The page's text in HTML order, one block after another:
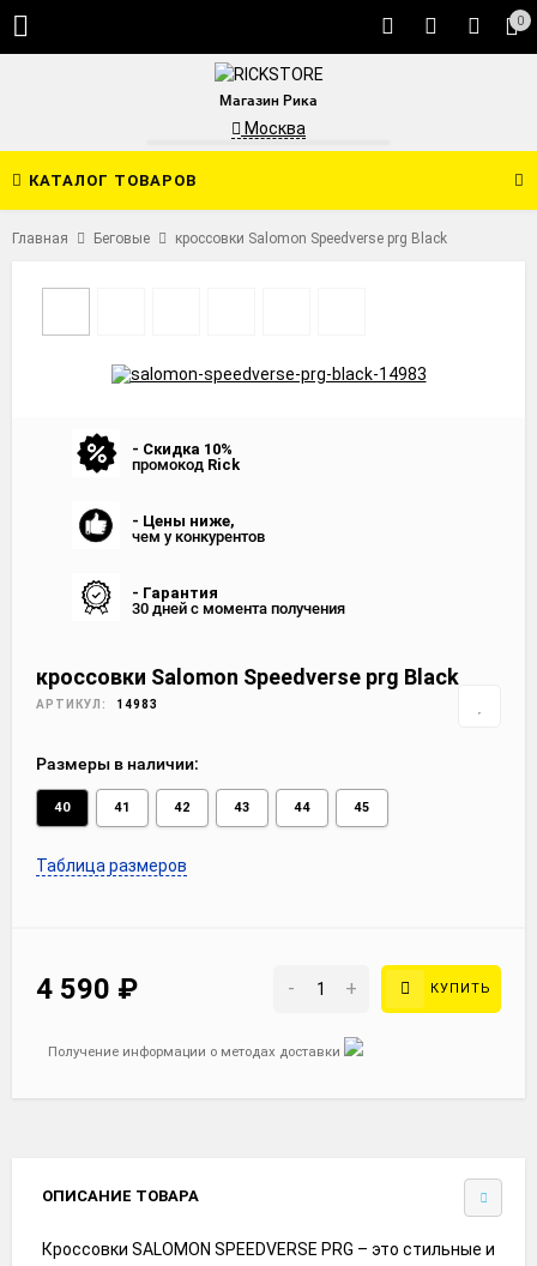
0
Магазин Рика
Москва
КАТАЛОГ ТОВАРОВ
Главная Беговые кроссовки Salomon Speedverse prg Black
- Скидка 10%
промокод Rick
- Цены ниже,
чем у конкурентов
- Гарантия
30 дней с момента получения
кроссовки Salomon Speedverse prg Black
АРТИКУЛ: 14983
Размеры в наличии:
40 41 42 43 44 45
Таблица размеров
4 590 ₽ - + КУПИТЬ
Получение информации о методах доставки
ОПИСАНИЕ ТОВАРА
Кроссовки SALOMON SPEEDVERSE PRG – это стильные и